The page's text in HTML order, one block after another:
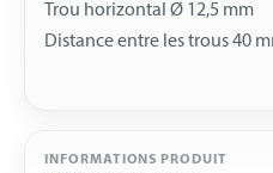
Trou horizontal Ø 12,5 mm
INFORMATIONS PRODUIT